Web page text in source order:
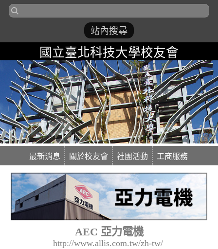
國立臺北科技大學校友會
最新消息 關於校友會 社團活動 工商服務
AEC 亞力電機
http://www.allis.com.tw/zh-tw/